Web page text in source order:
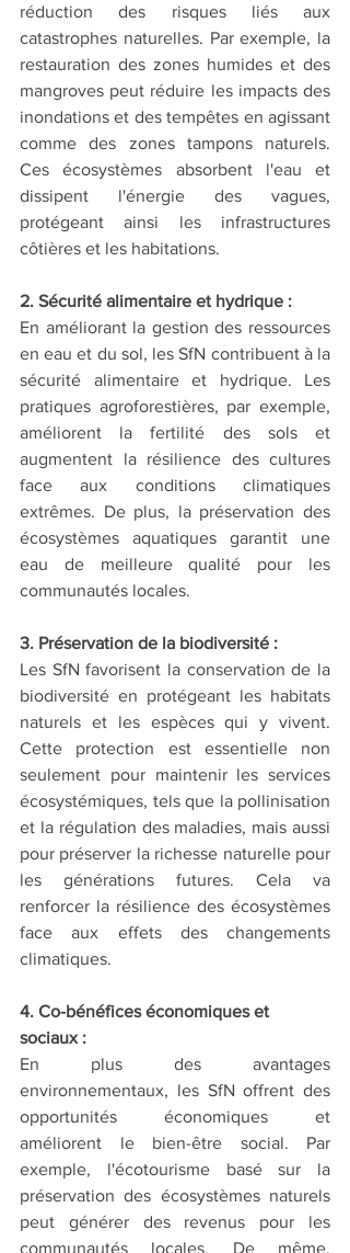
réduction des risques liés aux
catastrophes naturelles. Par exemple, la
restauration des zones humides et des
mangroves peut réduire les impacts des
inondations et des tempêtes en agissant
comme des zones tampons naturels.
Ces écosystèmes absorbent l'eau et
dissipent l'énergie des vagues,
protégeant ainsi les infrastructures
côtières et les habitations.
2. Sécurité alimentaire et hydrique :
En améliorant la gestion des ressources
en eau et du sol, les SfN contribuent à la
sécurité alimentaire et hydrique. Les
pratiques agroforestières, par exemple,
améliorent la fertilité des sols et
augmentent la résilience des cultures
face aux conditions climatiques
extrêmes. De plus, la préservation des
écosystèmes aquatiques garantit une
eau de meilleure qualité pour les
communautés locales.
3. Préservation de la biodiversité :
Les SfN favorisent la conservation de la
biodiversité en protégeant les habitats
naturels et les espèces qui y vivent.
Cette protection est essentielle non
seulement pour maintenir les services
écosystémiques, tels que la pollinisation
et la régulation des maladies, mais aussi
pour préserver la richesse naturelle pour
les générations futures. Cela va
renforcer la résilience des écosystèmes
face aux effets des changements
climatiques.
4. Co-bénéfices économiques et
sociaux :
En plus des avantages
environnementaux, les SfN offrent des
opportunités économiques et
améliorent le bien-être social. Par
exemple, l'écotourisme basé sur la
préservation des écosystèmes naturels
peut générer des revenus pour les
communautés locales. De même,